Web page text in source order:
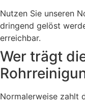
Nutzen Sie unseren
dringend gelöst
erreichbar.
Wer trägt
Normalerweise zahlt